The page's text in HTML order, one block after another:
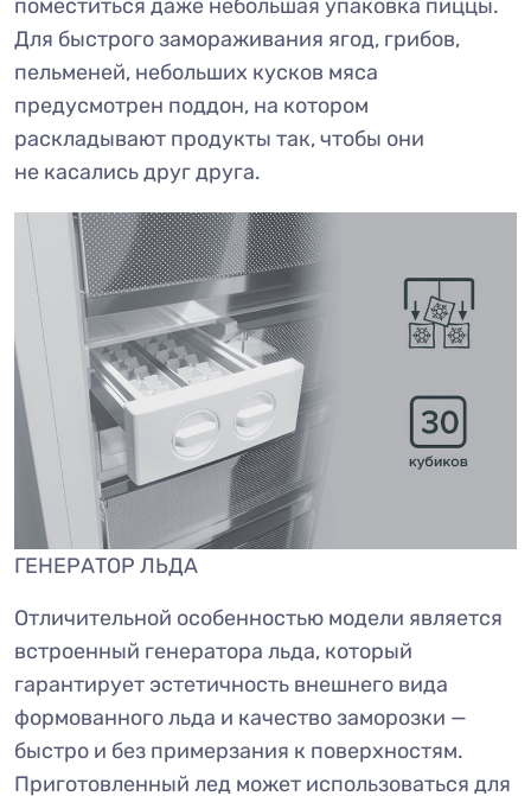
поместиться даже небольшая упаковка пиццы.
Для быстрого замораживания ягод, грибов,
пельменей, небольших кусков мяса
предусмотрен поддон, на котором
раскладывают продукты так, чтобы они
не касались друг друга.
ГЕНЕРАТОР ЛЬДА
Отличительной особенностью модели является
встроенный генератора льда, который
гарантирует эстетичность внешнего вида
формованного льда и качество заморозки —
быстро и без примерзания к поверхностям.
Приготовленный лед может использоваться для